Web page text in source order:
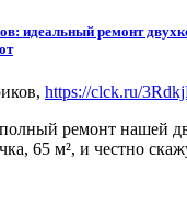
идеальный ремонт
, https://clck.ru/
ремонт нашей
65 м², и честно